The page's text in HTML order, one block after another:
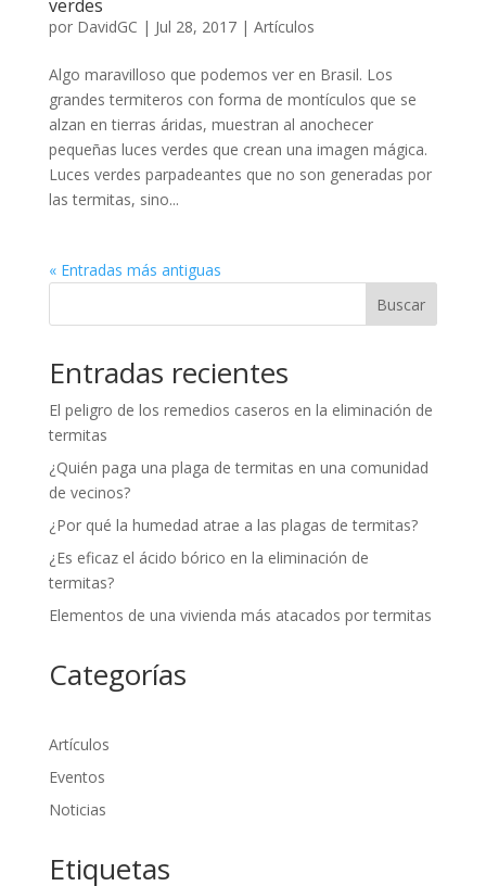
verdes
por DavidGC | Jul 28, 2017| Artículos
Algo maravilloso que podemos ver en Brasil. Los
grandes termiteros con forma de montículos que se
alzan en tierras áridas, muestran al anochecer
pequeñas luces verdes que crean una imagen mágica.
Luces verdes parpadeantes que no son generadas por
las termitas, sino...
« Entradas más antiguas
Buscar
Entradas recientes
El peligro de los remedios caseros en la eliminación de
termitas
¿Quién paga una plaga de termitas en una comunidad
de vecinos?
¿Por qué la humedad atrae a las plagas de termitas?
¿Es eficaz el ácido bórico en la eliminación de
termitas?
Elementos de una vivienda más atacados por termitas
Categorías
Artículos
Eventos
Noticias
Etiquetas